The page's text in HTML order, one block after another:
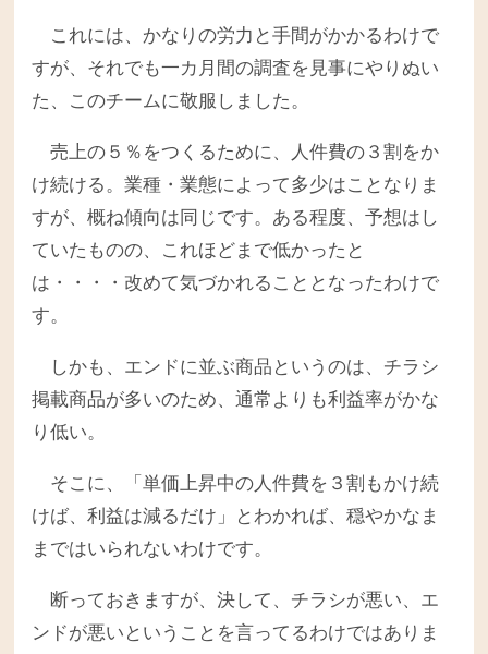
これには、かなりの労力と手間がかかるわけで
すが、それでも一カ月間の調査を見事にやりぬい
た、このチームに敬服しました。
売上の５％をつくるために、人件費の３割をか
け続ける。業種・業態によって多少はことなりま
すが、概ね傾向は同じです。ある程度、予想はし
ていたものの、これほどまで低かったと
は・・・・改めて気づかれることとなったわけで
す。
しかも、エンドに並ぶ商品というのは、チラシ
掲載商品が多いのため、通常よりも利益率がかな
り低い。
そこに、「単価上昇中の人件費を３割もかけ続
けば、利益は減るだけ」とわかれば、穏やかなま
まではいられないわけです。
断っておきますが、決して、チラシが悪い、エ
ンドが悪いということを言ってるわけではありま